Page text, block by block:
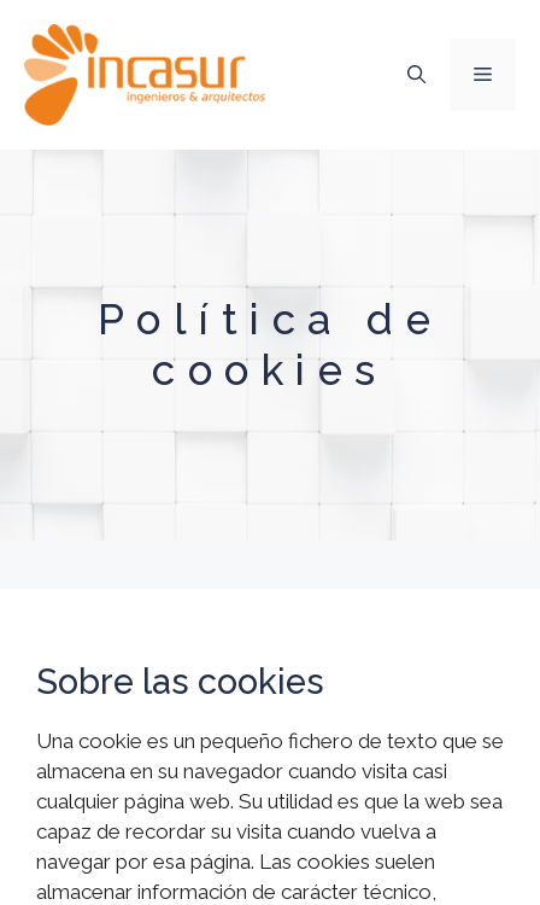
contenido
Política de
cookies
Sobre las cookies
Una cookie es un pequeño fichero de texto que se
almacena en su navegador cuando visita casi
cualquier página web. Su utilidad es que la web sea
capaz de recordar su visita cuando vuelva a
navegar por esa página. Las cookies suelen
almacenar información de carácter técnico,